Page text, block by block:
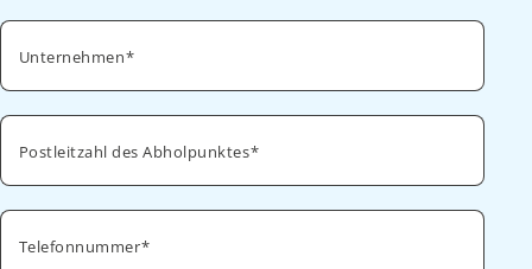
Unternehmen
Postleitzahl des Abholpunktes
Telefonnummer